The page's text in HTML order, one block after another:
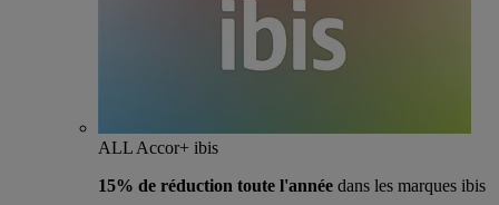
ALL Accor+ ibis
15% de réduction toute l'année dans les marques ibis